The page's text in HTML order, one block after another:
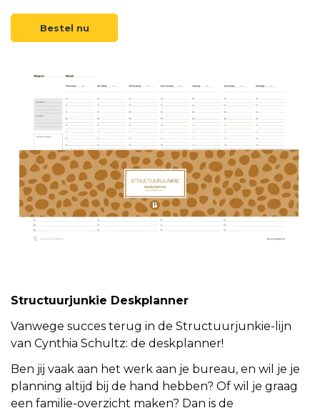
Bestel nu
Structuurjunkie Deskplanner
Vanwege succes terug in de Structuurjunkie-lijn
van Cynthia Schultz: de deskplanner!
Ben jij vaak aan het werk aan je bureau, en wil je je
planning altijd bij de hand hebben? Of wil je graag
een familie-overzicht maken? Dan is de